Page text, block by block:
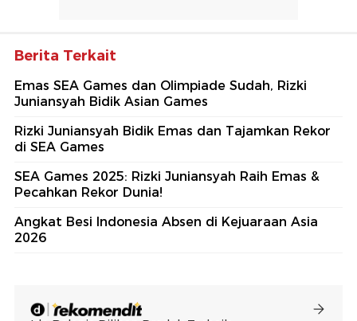
Berita Terkait
Emas SEA Games dan Olimpiade Sudah, Rizki
Juniansyah Bidik Asian Games
Rizki Juniansyah Bidik Emas dan Tajamkan Rekor
di SEA Games
SEA Games 2025: Rizki Juniansyah Raih Emas &
Pecahkan Rekor Dunia!
Angkat Besi Indonesia Absen di Kejuaraan Asia
2026